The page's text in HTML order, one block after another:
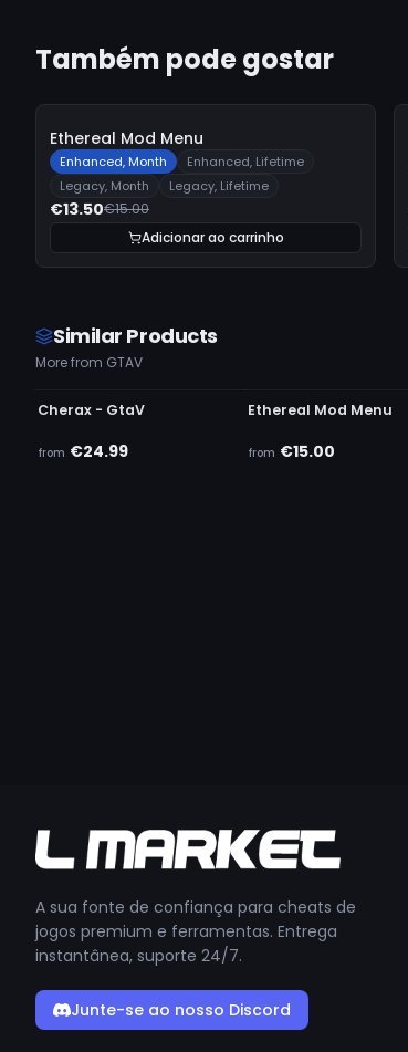
Também pode gostar
-10%
Ethereal Mod Menu
Enhanced, Month
Enhanced, Lifetime
Legacy, Month
Legacy, Lifetime
€13.50€15.00
Adicionar ao carrinho
Similar Products
More from GTAV
UNDETECTED
Cherax - GtaV
from €24.99
Ethereal Mod Menu
from €15.00
A sua fonte de confiança para cheats de
jogos premium e ferramentas. Entrega
instantânea, suporte 24/7.
Junte-se ao nosso Discord